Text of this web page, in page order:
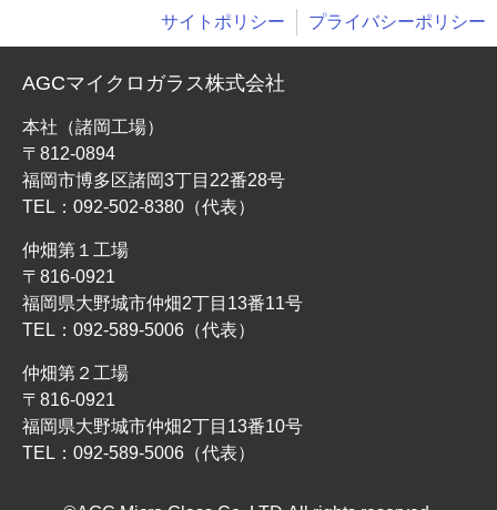
サイトポリシー プライバシーポリシー
AGCマイクロガラス株式会社
本社（諸岡工場）
〒812-0894
福岡市博多区諸岡3丁目22番28号
TEL： 092-502-8380 （代表）
仲畑第１工場
〒816-0921
福岡県大野城市仲畑2丁目13番11号
TEL： 092-589-5006 （代表）
仲畑第２工場
〒816-0921
福岡県大野城市仲畑2丁目13番10号
TEL： 092-589-5006 （代表）